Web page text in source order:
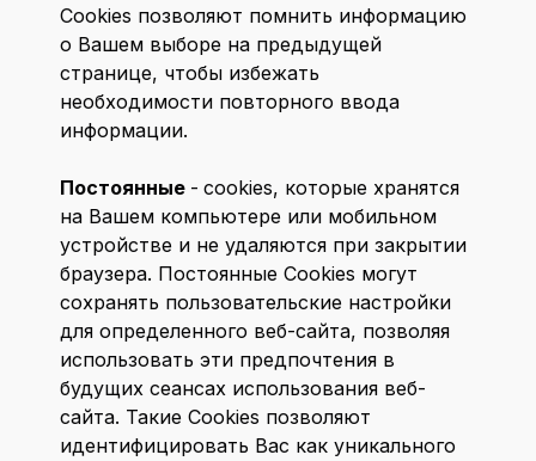
Cookies позволяют помнить информацию
о Вашем выборе на предыдущей
странице, чтобы избежать
необходимости повторного ввода
информации.
Постоянные - cookies, которые хранятся
на Вашем компьютере или мобильном
устройстве и не удаляются при закрытии
браузера. Постоянные Сookies могут
сохранять пользовательские настройки
для определенного веб-сайта, позволяя
использовать эти предпочтения в
будущих сеансах использования веб-
сайта. Такие Cookies позволяют
идентифицировать Вас как уникального